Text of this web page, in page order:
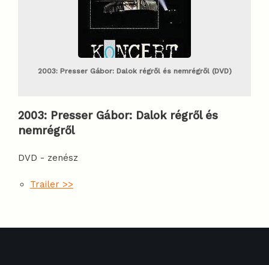
2003: Presser Gábor: Dalok régről és nemrégről (DVD)
2003: Presser Gábor: Dalok régről és
nemrégről
DVD - zenész
Trailer >>